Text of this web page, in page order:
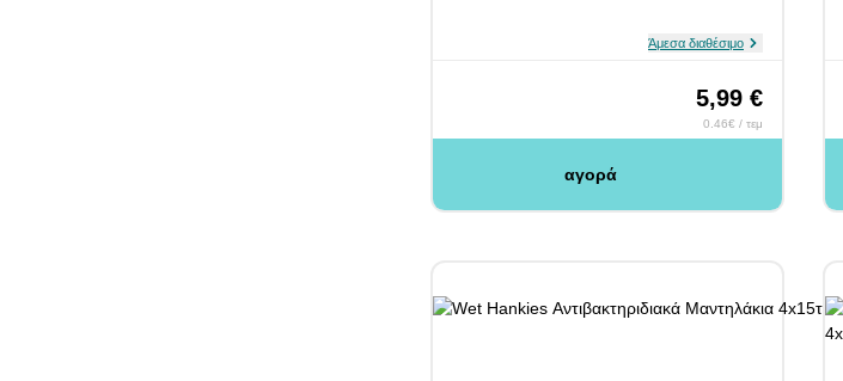
Άμεσα διαθέσιμο
5,99 €
0.46€ / τεμ
αγορά